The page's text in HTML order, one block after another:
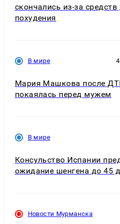
скончались из-за средств
похудения
В мире
Мария Машкова после
покаялась перед мужем
В мире
Консульство Испании
ожидание шенгена до 45
Новости Мурманска